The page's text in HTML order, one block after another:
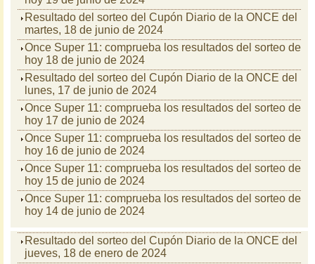
Resultado del sorteo del Cupón Diario de la ONCE del
martes, 18 de junio de 2024
Once Super 11: comprueba los resultados del sorteo de
hoy 18 de junio de 2024
Resultado del sorteo del Cupón Diario de la ONCE del
lunes, 17 de junio de 2024
Once Super 11: comprueba los resultados del sorteo de
hoy 17 de junio de 2024
Once Super 11: comprueba los resultados del sorteo de
hoy 16 de junio de 2024
Once Super 11: comprueba los resultados del sorteo de
hoy 15 de junio de 2024
Once Super 11: comprueba los resultados del sorteo de
hoy 14 de junio de 2024
Resultado del sorteo del Cupón Diario de la ONCE del
jueves, 18 de enero de 2024